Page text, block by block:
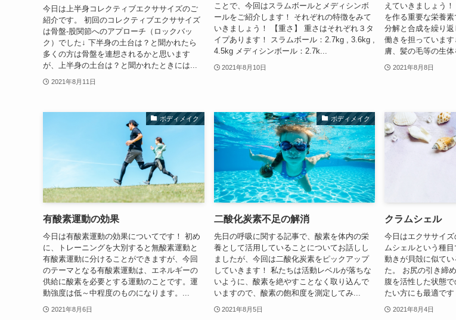
今日は上半身コレクティブエクササイズのご
紹介です。 初回のコレクティブエクササイズ
は骨盤-股関節へのアプローチ（ロックバッ
ク）でした↓ 下半身の土台は？と聞かれたら
多くの方は骨盤を連想されるかと思います
が、上半身の土台は？と聞かれたときには...
2021年8月11日
ことで、今回はスラムボールとメディシンボ
ールをご紹介します！ それぞれの特徴をみて
いきましょう！ 【重さ】 重さはそれぞれ３タ
イプあります！ スラムボール：2.7kg , 3.6kg ,
4.5kg メディシンボール：2.7k...
2021年8月10日
えていきましょう
を作る重要な栄養素
分解と合成を繰り
働きを担っていま
膚、髪の毛等の生
2021年8月8日
ボディメイク
有酸素運動の効果
今日は有酸素運動の効果についてです！ 初め
に、トレーニングを大別すると無酸素運動と
有酸素運動に分けることができますが、今回
のテーマとなる有酸素運動は、エネルギーの
供給に酸素を必要とする運動のことです。運
動強度は低～中程度のものになります。...
2021年8月6日
ボディメイク
二酸化炭素不足の解消
先日の呼吸に関する記事で、酸素を体内の栄
養として活用していることについてお話しし
ましたが、今回は二酸化炭素をピックアップ
していきます！ 私たちは活動レベルが落ちな
いように、酸素を絶やすことなく取り込んで
いますので、酸素の飽和度を測定してみ...
2021年8月5日
クラムシェル
今日はエクササイ
ムシェルという種
動きが貝殻に似て
た。 お尻の引き締
腹を活性した状態
たい方にも最適です
2021年8月4日